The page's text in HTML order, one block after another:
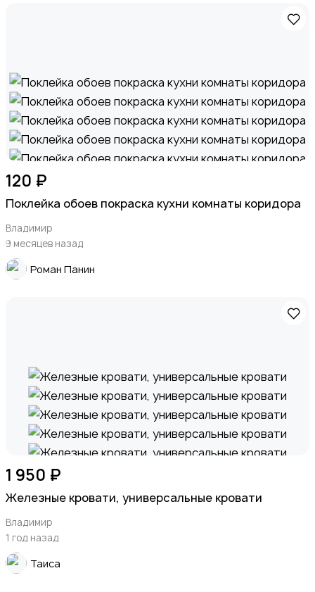
Скрипты и программное обеспечение
120 ₽
Поклейка обоев покраска кухни комнаты коридора
Владимир
9 месяцев назад
Роман Панин
1 950 ₽
Железные кровати, универсальные кровати
Владимир
1 год назад
Таиса